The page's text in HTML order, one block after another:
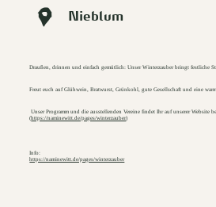
Nieblum
Draußen, drinnen und einfach gemütlich: Unser Winterzauber bringt festliche
Freut euch auf Glühwein, Bratwurst, Grünkohl, gute Gesellschaft und eine
Unser Programm und die ausstellenden Vereine findet Ihr auf unserer Website
(https://naminewitt.de/pages/winterzauber)
Info:
https://naminewitt.de/pages/winterzauber